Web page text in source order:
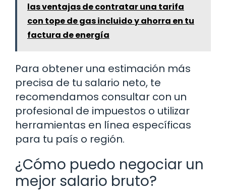
las ventajas de contratar una tarifa
con tope de gas incluido y ahorra en tu
factura de energía
Para obtener una estimación más
precisa de tu salario neto, te
recomendamos consultar con un
profesional de impuestos o utilizar
herramientas en línea específicas
para tu país o región.
¿Cómo puedo negociar un
mejor salario bruto?